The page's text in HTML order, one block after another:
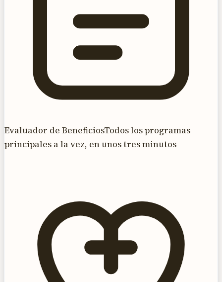
Evaluador de BeneficiosTodos los programas
principales a la vez, en unos tres minutos